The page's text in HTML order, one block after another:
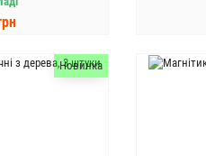
ДО
Новинка